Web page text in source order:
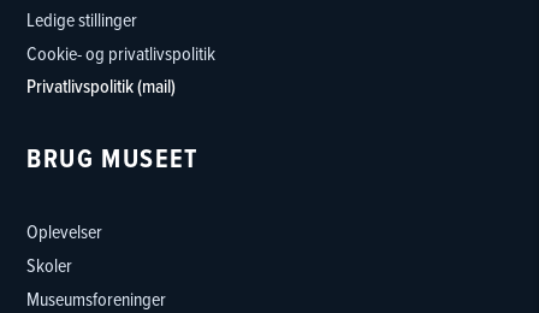
Ledige stillinger
Cookie- og privatlivspolitik
Privatlivspolitik (mail)
BRUG MUSEET
Oplevelser
Skoler
Museumsforeninger